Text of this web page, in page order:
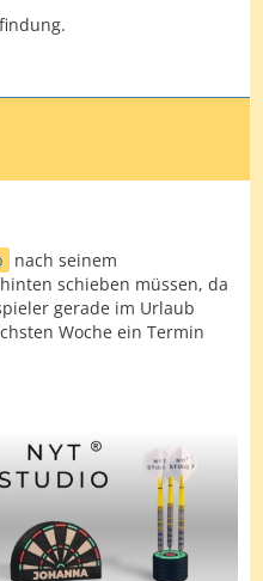
nach seinem
schieben müssen, da
gerade im Urlaub
Woche ein Termin